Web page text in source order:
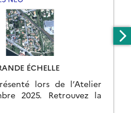
ÉCHELLE
lors de l’Atelier
2025. Retrouvez la